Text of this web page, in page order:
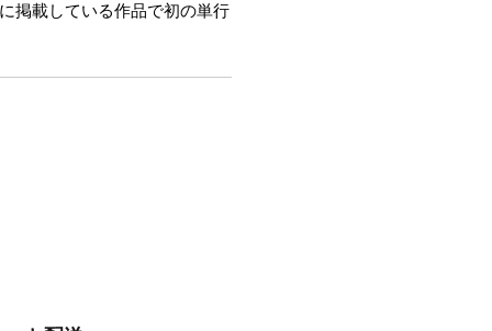
掲載している作品で初の単行